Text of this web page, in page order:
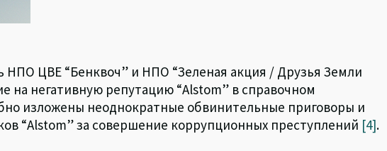
НПО ЦВЕ “Бенквоч” и НПО “Зеленая акция / Друзья Земли
на негативную репутацию “Alstom” в справочном
изложены неоднократные обвинительные приговоры и
“Alstom” за совершение коррупционных преступлений [4].